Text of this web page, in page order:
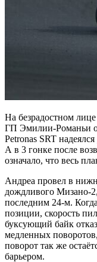
На безрадостном лице
ГП Эмилии-Романьи
Petronas SRT
А в 3 гонке после
означало, что весь
Андреа провел в
дождливого Мизано-
последним 24-м. Когда
позиции, скорость
буксующий байк
медленных
поворот так же
барьером.